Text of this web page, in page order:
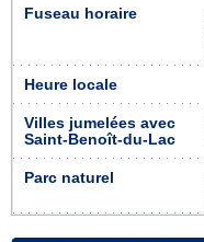
Fuseau horaire
Heure locale
Villes jumelées avec
Saint-Benoît-du-Lac
Parc naturel